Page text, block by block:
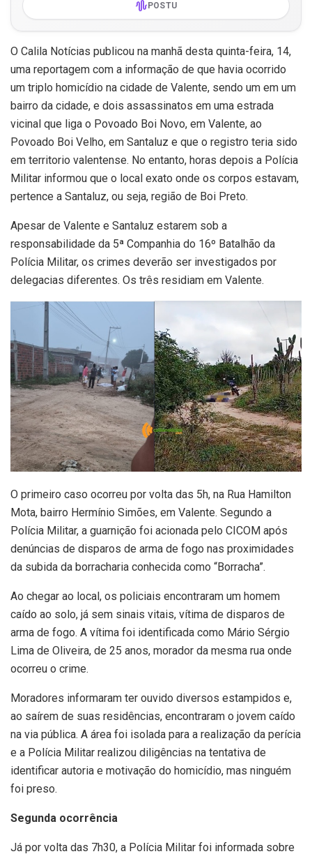
POSTU
O Calila Notícias publicou na manhã desta quinta-feira, 14,
uma reportagem com a informação de que havia ocorrido
um triplo homicídio na cidade de Valente, sendo um em um
bairro da cidade, e dois assassinatos em uma estrada
vicinal que liga o Povoado Boi Novo, em Valente, ao
Povoado Boi Velho, em Santaluz e que o registro teria sido
em territorio valentense. No entanto, horas depois a Polícia
Militar informou que o local exato onde os corpos estavam,
pertence a Santaluz, ou seja, região de Boi Preto.
Apesar de Valente e Santaluz estarem sob a
responsabilidade da 5ª Companhia do 16º Batalhão da
Polícia Militar, os crimes deverão ser investigados por
delegacias diferentes. Os três residiam em Valente.
O primeiro caso ocorreu por volta das 5h, na Rua Hamilton
Mota, bairro Hermínio Simões, em Valente. Segundo a
Polícia Militar, a guarnição foi acionada pelo CICOM após
denúncias de disparos de arma de fogo nas proximidades
da subida da borracharia conhecida como “Borracha”.
Ao chegar ao local, os policiais encontraram um homem
caído ao solo, já sem sinais vitais, vítima de disparos de
arma de fogo. A vítima foi identificada como Mário Sérgio
Lima de Oliveira, de 25 anos, morador da mesma rua onde
ocorreu o crime.
Moradores informaram ter ouvido diversos estampidos e,
ao saírem de suas residências, encontraram o jovem caído
na via pública. A área foi isolada para a realização da perícia
e a Polícia Militar realizou diligências na tentativa de
identificar autoria e motivação do homicídio, mas ninguém
foi preso.
Segunda ocorrência
Já por volta das 7h30, a Polícia Militar foi informada sobre